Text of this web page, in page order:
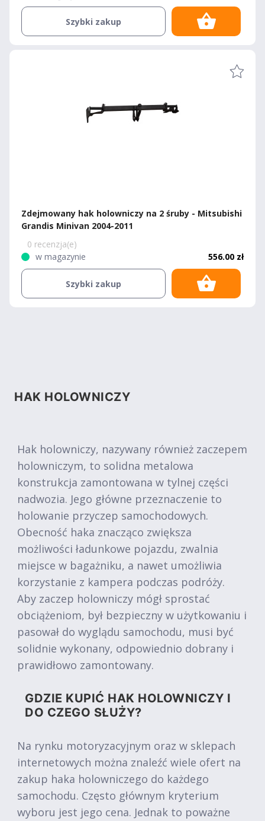
Szybki zakup
Zdejmowany hak holowniczy na 2 śruby - Mitsubishi
Grandis Minivan 2004-2011
0 recenzja(e)
w magazynie
556.00 zł
Szybki zakup
HAK HOLOWNICZY
Hak holowniczy, nazywany również zaczepem
holowniczym, to solidna metalowa
konstrukcja zamontowana w tylnej części
nadwozia. Jego główne przeznaczenie to
holowanie przyczep samochodowych.
Obecność haka znacząco zwiększa
możliwości ładunkowe pojazdu, zwalnia
miejsce w bagażniku, a nawet umożliwia
korzystanie z kampera podczas podróży.
Aby zaczep holowniczy mógł sprostać
obciążeniom, był bezpieczny w użytkowaniu i
pasował do wyglądu samochodu, musi być
solidnie wykonany, odpowiednio dobrany i
prawidłowo zamontowany.
GDZIE KUPIĆ HAK HOLOWNICZY I
DO CZEGO SŁUŻY?
Na rynku motoryzacyjnym oraz w sklepach
internetowych można znaleźć wiele ofert na
zakup haka holowniczego do każdego
samochodu. Często głównym kryterium
wyboru jest jego cena. Jednak to poważne